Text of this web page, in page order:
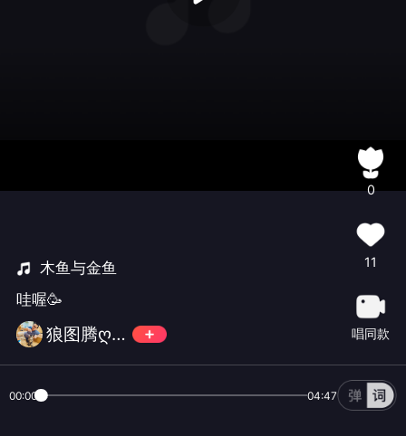
木鱼与金鱼
哇喔🥳
狼图腾ღ紅朲館®男神团副团长
0
11
唱同款
00:00 04:47